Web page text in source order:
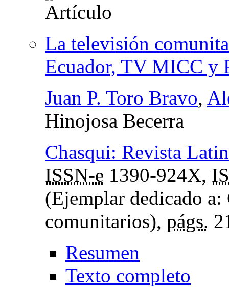
La televisión
Ecuador, TV MICC y
Juan P. Toro Bravo,
Hinojosa Becerra
Chasqui: Revista
ISSN-e 1390-924X,
(Ejemplar dedicado
comunitarios), págs.
Resumen
Texto completo